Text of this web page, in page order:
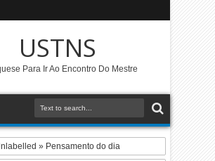
USTNS
Para Ir Ao Encontro Do Mestre
» Pensamento do dia